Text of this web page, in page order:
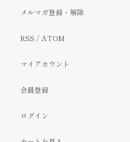
メルマガ登録・解除
RSS / ATOM
マイアカウント
会員登録
ログイン